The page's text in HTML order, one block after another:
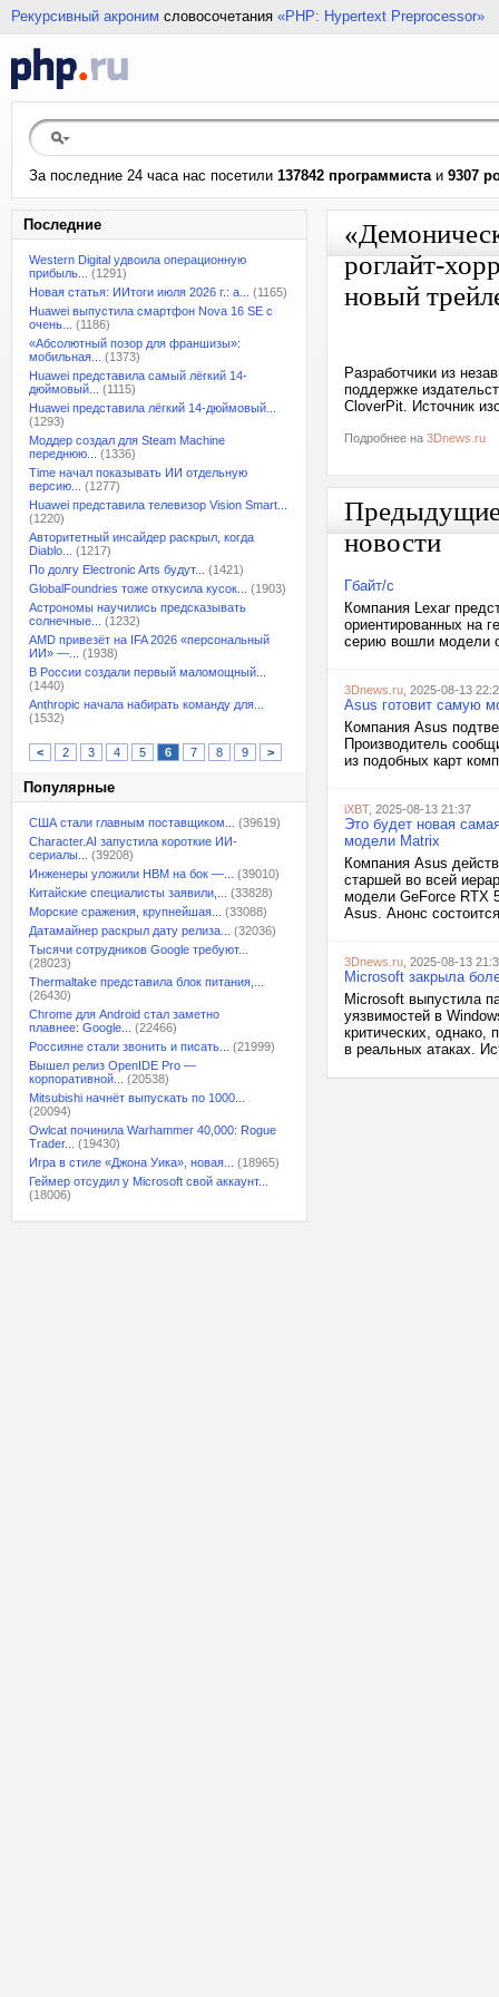
Рекурсивный акроним словосочетания «PHP: Hypertext Preprocessor»
За последние 24 часа нас посетили 137842 программистаи 9307
Последние
Western Digital удвоила операционную
прибыль...
(1291)
Новая статья: ИИтоги июля 2026 г.: а...
(1165)
Huawei выпустила смартфон Nova 16 SE с
очень...
(1186)
«Абсолютный позор для франшизы»:
мобильная...
(1373)
Huawei представила самый лёгкий 14-
дюймовый...
(1115)
Huawei представила лёгкий 14-дюймовый...
(1293)
Моддер создал для Steam Machine
переднюю...
(1336)
Time начал показывать ИИ отдельную
версию...
(1277)
Huawei представила телевизор Vision Smart...
(1220)
Авторитетный инсайдер раскрыл, когда
Diablo...
(1217)
По долгу Electronic Arts будут...
(1421)
GlobalFoundries тоже откусила кусок...
(1903)
Астрономы научились предсказывать
солнечные...
(1232)
AMD привезёт на IFA 2026 «персональный
ИИ» —...
(1938)
В России создали первый маломощный...
(1440)
Anthropic начала набирать команду для...
(1532)
< 2 3 4 5 6 7 8 9 >
Популярные
США стали главным поставщиком...
(39619)
Character.AI запустила короткие ИИ-
сериалы...
(39208)
Инженеры уложили HBM на бок —...
(39010)
Китайские специалисты заявили,...
(33828)
Морские сражения, крупнейшая...
(33088)
Датамайнер раскрыл дату релиза...
(32036)
Тысячи сотрудников Google требуют...
(28023)
Thermaltake представила блок питания,...
(26430)
Chrome для Android стал заметно
плавнее: Google...
(22466)
Россияне стали звонить и писать...
(21999)
Вышел релиз OpenIDE Pro —
корпоративной...
(20538)
Mitsubishi начнёт выпускать по 1000...
(20094)
Owlcat починила Warhammer 40,000: Rogue
Trader...
(19430)
Игра в стиле «Джона Уика», новая...
(18965)
Геймер отсудил у Microsoft свой аккаунт...
(18006)
роглайт-
новый
Разработчики из
поддержке
CloverPit. Источник
Подробнее на 3Dnews.ru
новости
Гбайт/с
Компания Lexar
ориентированных на
серию вошли модели
3Dnews.ru , 2025-08-13
Asus готовит самую
Компания Asus
Производитель
из подобных карт
iXBT, 2025-08-13 21:37
Это будет новая
модели Matrix
Компания Asus
старшей во всей
модели GeForce RTX
Asus. Анонс
3Dnews.ru , 2025-08-13
Microsoft закрыла
Microsoft выпустила
уязвимостей в
критических,
в реальных атаках.